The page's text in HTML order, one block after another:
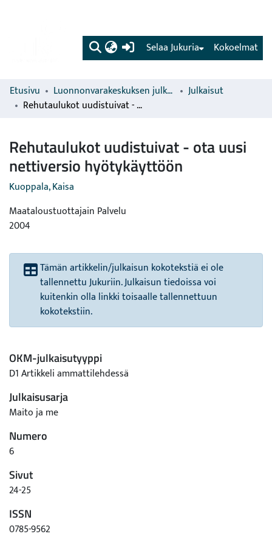
(current) Kokoelmat
Selaa Jukuria
Etusivu Luonnonvarakeskuksen julkaisut
Julkaisut
Rehutaulukot uudistuivat - ota uusi nettiversio hyötykäyttöön
Rehutaulukot uudistuivat - ota uusi
nettiversio hyötykäyttöön
Kuoppala, Kaisa
Maataloustuottajain Palvelu
2004
Tämän artikkelin/julkaisun kokotekstiä ei ole
tallennettu Jukuriin. Julkaisun tiedoissa voi
kuitenkin olla linkki toisaalle tallennettuun
kokotekstiin.
OKM-julkaisutyyppi
D1 Artikkeli ammattilehdessä
Julkaisusarja
Maito ja me
Numero
6
Sivut
24-25
ISSN
0785-9562